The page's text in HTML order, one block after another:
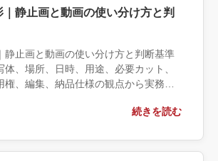
｜静止画と動画の使い分け方と判
静止画と動画の使い分け方と判断基準
体、場所、日時、用途、必要カット、
権、編集、納品仕様の観点から実務上
件、相談前に用意する情報、依頼後に
続きを読む